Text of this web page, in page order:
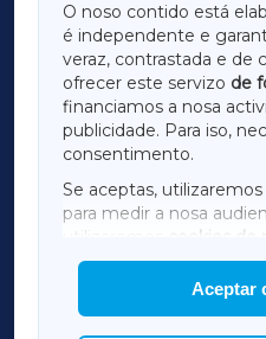
O noso contido está
é independente e
veraz, contrastada e de
ofrecer este servizo de
financiamos a nosa
publicidade. Para iso,
consentimento.
Se aceptas, utilizaremos
para medir a nosa
utilizaremos
cookies de
mostrar publicidade de
Así mesmo, podes
cookies que desexas
Aceptar